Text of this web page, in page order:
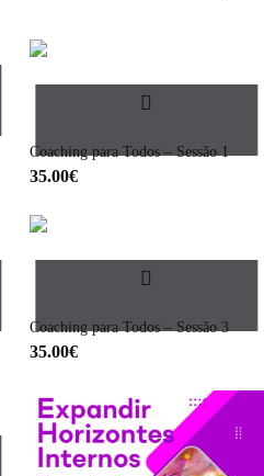
Coaching para Todos – Sessão 1
35.00€
Coaching para Todos – Sessão 3
35.00€